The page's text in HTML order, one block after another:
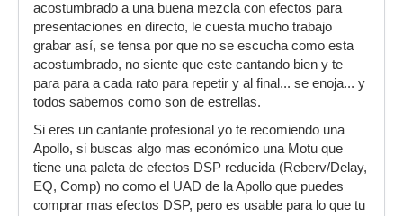
acostumbrado a una buena mezcla con efectos para
presentaciones en directo, le cuesta mucho trabajo
grabar así, se tensa por que no se escucha como esta
acostumbrado, no siente que este cantando bien y te
para para a cada rato para repetir y al final... se enoja... y
todos sabemos como son de estrellas.
Si eres un cantante profesional yo te recomiendo una
Apollo, si buscas algo mas económico una Motu que
tiene una paleta de efectos DSP reducida (Reberv/Delay,
EQ, Comp) no como el UAD de la Apollo que puedes
comprar mas efectos DSP, pero es usable para lo que tu